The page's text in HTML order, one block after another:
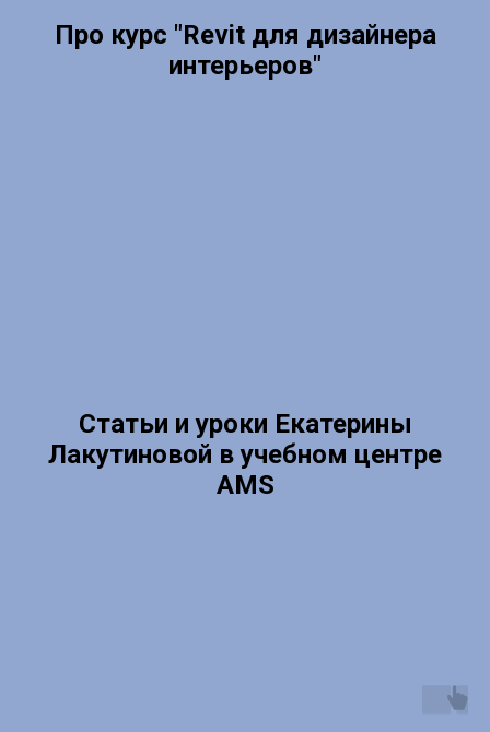
Про курс "Revit для дизайнера
интерьеров"
Статьи и уроки Екатерины
Лакутиновой в учебном центре
AMS